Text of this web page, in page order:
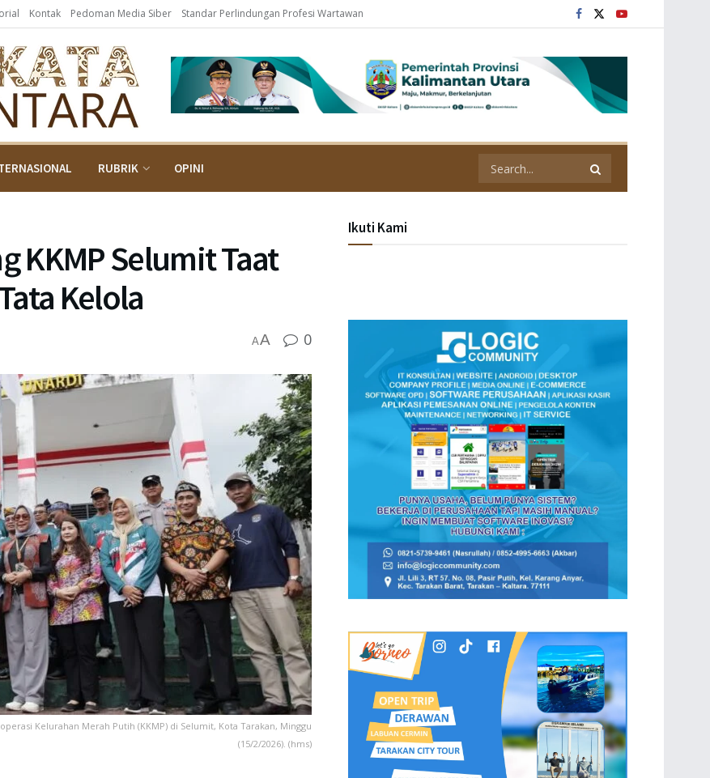
Kontak Pedoman Media Siber Standar Perlindungan Profesi Wartawan
RUBRIK OPINI
KKMP Selumit Taat
Kelola
AA 0
Kelurahan Merah Putih (KKMP) di Selumit, Kota Tarakan, Minggu
(15/2/2026). (hms)
Ikuti Kami